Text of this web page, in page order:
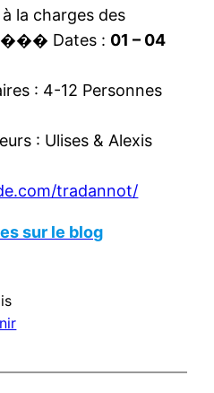
la charges des
Dates : 01 – 04
: 4-12 Personnes
: Ulises & Alexis
tradannot/
sur le blog